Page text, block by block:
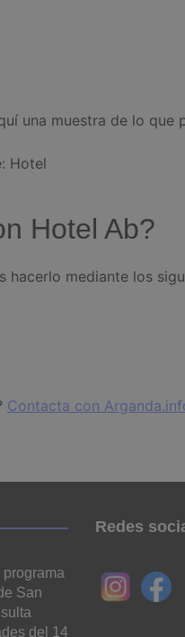
una muestra de lo que
Hotel
Hotel Ab?
hacerlo mediante los
Contacta con
San
del 14
Redes